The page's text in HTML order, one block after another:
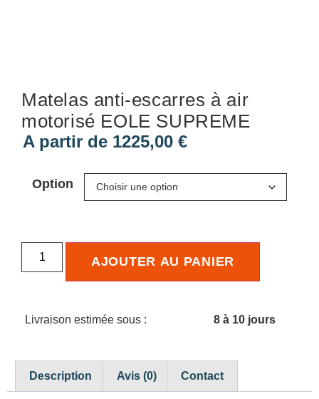
Matelas anti-escarres à air
motorisé EOLE SUPREME
A partir de 1225,00 €
Option
AJOUTER AU PANIER
Livraison estimée sous : 8 à 10 jours
Description Avis (0) Contact